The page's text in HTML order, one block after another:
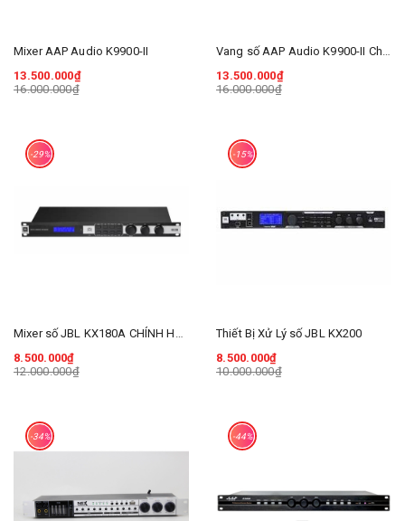
Mixer AAP Audio K9900-II
13.500.000₫
16.000.000₫
Vang số AAP Audio K9900-II Chính Hãng
13.500.000₫
16.000.000₫
-29%
Mixer số JBL KX180A CHÍNH HÃNG BA SAO
8.500.000₫
12.000.000₫
-15%
Thiết Bị Xử Lý số JBL KX200
8.500.000₫
10.000.000₫
-34% -44%